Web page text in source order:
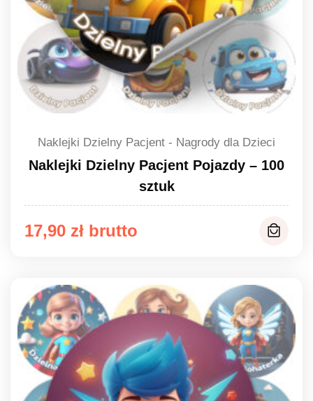
Naklejki Dzielny Pacjent - Nagrody dla Dzieci
Naklejki Dzielny Pacjent Pojazdy – 100
sztuk
17,90 zł